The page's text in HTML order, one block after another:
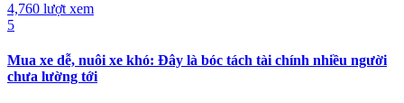
4,760 lượt xem
5
Mua xe dễ, nuôi xe khó: Đây là bóc tách tài chính nhiều người
chưa lường tới